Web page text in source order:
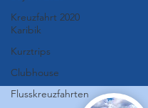
Kreuzfahrt 2020
Karibik
Kurztrips
Clubhouse
Flusskreuzfahrten